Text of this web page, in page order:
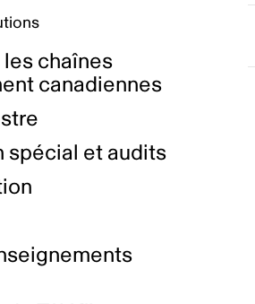
identification
chaînes
canadiennes
spécial et audits